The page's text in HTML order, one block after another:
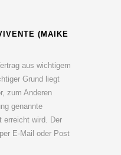
(MAIKE
aus wichtigem
Grund liegt
zum Anderen
genannte
erreicht wird. Der
E-Mail oder Post